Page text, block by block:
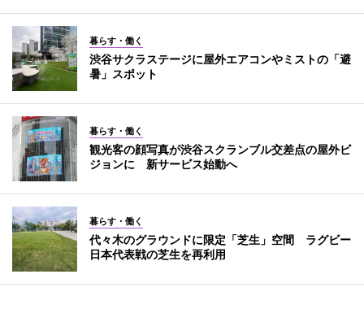
暮らす・働く
渋谷サクラステージに屋外エアコンやミストの「避
暑」スポット
暮らす・働く
観光客の顔写真が渋谷スクランブル交差点の屋外ビ
ジョンに 新サービス始動へ
暮らす・働く
代々木のグラウンドに限定「芝生」空間 ラグビー
日本代表戦の芝生を再利用